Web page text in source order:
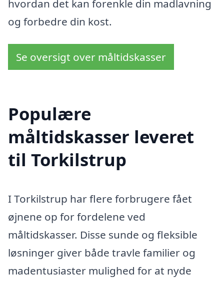
hvordan det kan forenkle din madlavning
og forbedre din kost.
Se oversigt over måltidskasser
Populære
måltidskasser leveret
til Torkilstrup
I Torkilstrup har flere forbrugere fået
øjnene op for fordelene ved
måltidskasser. Disse sunde og fleksible
løsninger giver både travle familier og
madentusiaster mulighed for at nyde